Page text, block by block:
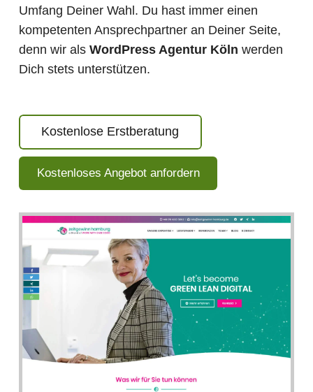
Umfang Deiner Wahl. Du hast immer einen
kompetenten Ansprechpartner an Deiner Seite,
denn wir als WordPress Agentur Köln werden
Dich stets unterstützen.
Kostenlose Erstberatung
Kostenloses Angebot anfordern